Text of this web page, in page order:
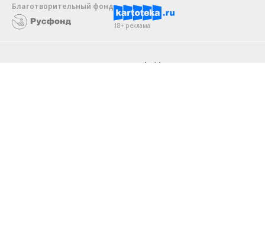
Благотворительный фонд
18+ реклама
Android